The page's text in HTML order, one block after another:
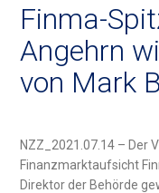
Finma-
Angehrn
von Mark
NZZ_2021.07.14 – Der
Finanzmarktaufsicht
Direktor der Behörde